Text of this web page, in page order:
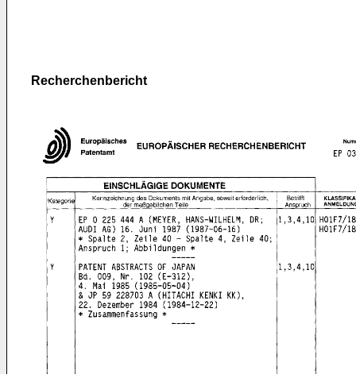
Recherchenbericht